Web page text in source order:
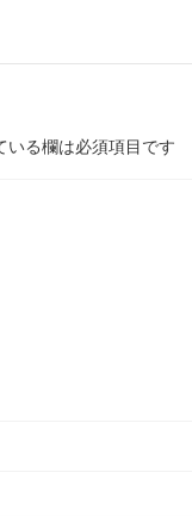
いる欄は必須項目です